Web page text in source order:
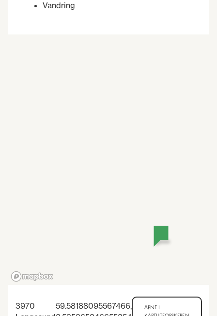
Vandring
3970
59.58188095567466,
ÅPNE I